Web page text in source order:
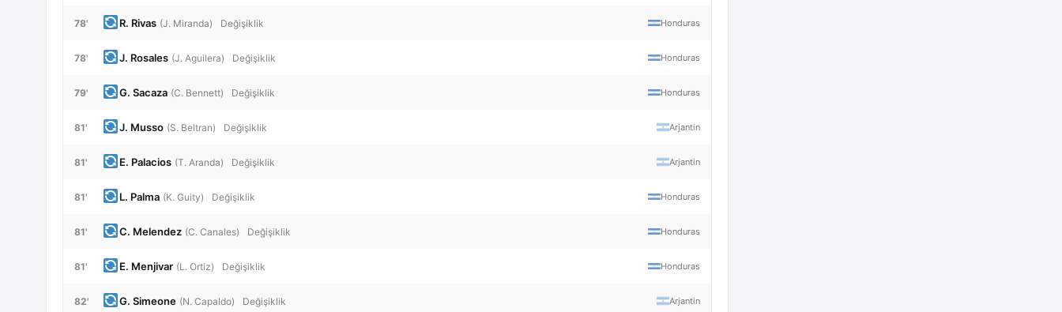
78' R. Rivas (J. Miranda) Değişiklik Honduras
78' J. Rosales (J. Aguilera) Değişiklik Honduras
79' G. Sacaza (C. Bennett) Değişiklik Honduras
81' J. Musso (S. Beltran) Değişiklik Arjantin
81' E. Palacios (T. Aranda) Değişiklik Arjantin
81' L. Palma (K. Guity) Değişiklik Honduras
81' C. Melendez (C. Canales) Değişiklik Honduras
81' E. Menjivar (L. Ortiz) Değişiklik Honduras
82' G. Simeone (N. Capaldo) Değişiklik Arjantin